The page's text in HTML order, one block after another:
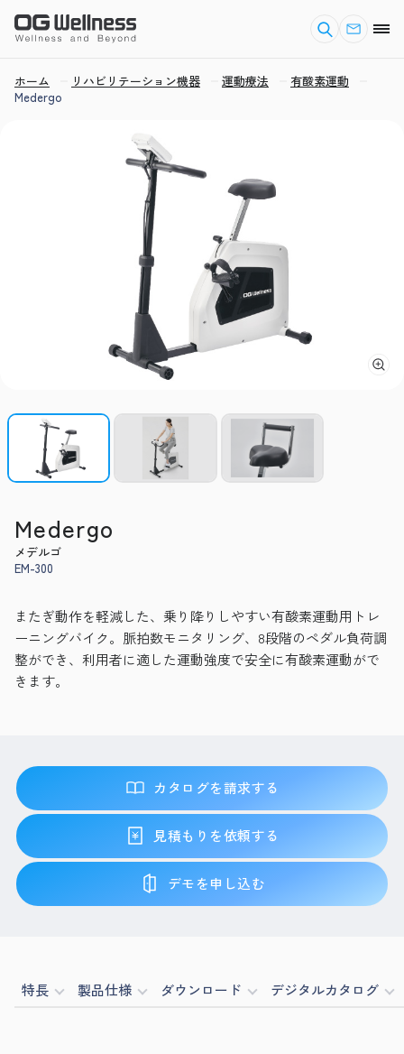
ホーム リハビリテーション機器 運動療法
有酸素運動
Medergo
Medergo
メデルゴ
EM-300
またぎ動作を軽減した、乗り降りしやすい有酸素運動用トレ
ーニングバイク。脈拍数モニタリング、8段階のペダル負荷調
整ができ、利用者に適した運動強度で安全に有酸素運動がで
きます。
カタログを請求する
見積もりを依頼する
デモを申し込む
特長 製品仕様 ダウンロード デジタルカタログ